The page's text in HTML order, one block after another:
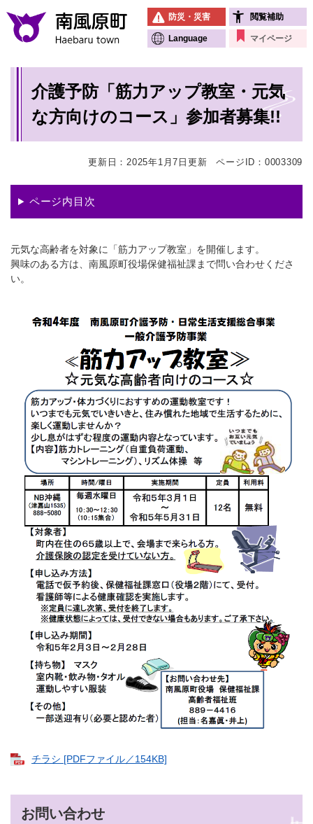
メニューを飛ばして本文へ
防災・災害 閲覧補助
Language マイページ
介護予防「筋力アップ教室・元気
な方向けのコース」参加者募集!!
更新日：2025年1月7日更新 ページID：0003309
ページ内目次
元気な高齢者を対象に「筋力アップ教室」を開催します。
興味のある方は、南風原町役場保健福祉課まで問い合わせくださ
い。
チラシ [PDFファイル／154KB]
お問い合わせ